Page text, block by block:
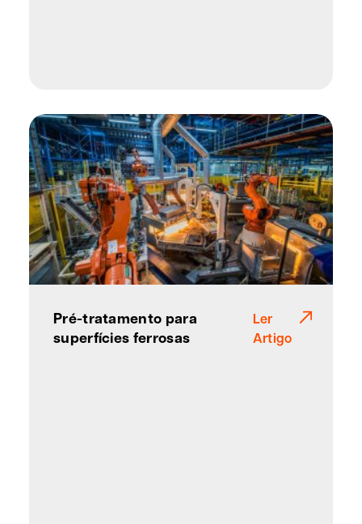
Pré-tratamento para
superfícies ferrosas
Ler
Artigo